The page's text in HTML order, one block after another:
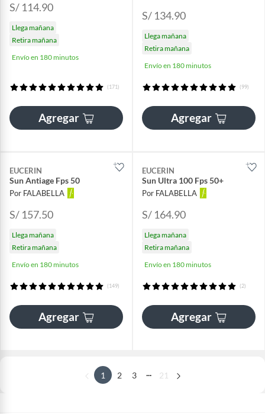
S/ 114.90
Llega mañana
Retira mañana
Envío en 180 minutos
(171)
Agregar
S/ 134.90
Llega mañana
Retira mañana
Envío en 180 minutos
(99)
Agregar
EUCERIN
Sun Antiage Fps 50
Por FALABELLA
S/ 157.50
Llega mañana
Retira mañana
Envío en 180 minutos
(149)
Agregar
EUCERIN
Sun Ultra 100 Fps 50+
Por FALABELLA
S/ 164.90
Llega mañana
Retira mañana
Envío en 180 minutos
(2)
Agregar
1 2 3 ... 21